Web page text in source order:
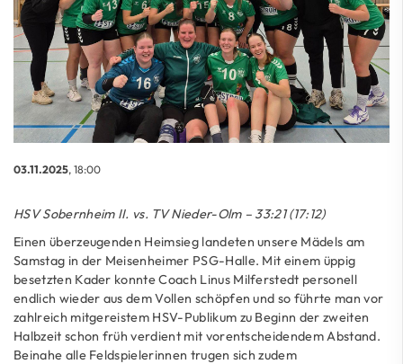
03.11.2025, 18:00
HSV Sobernheim II. vs. TV Nieder-Olm – 33:21 (17:12)
Einen überzeugenden Heimsieg landeten unsere Mädels am
Samstag in der Meisenheimer PSG-Halle. Mit einem üppig
besetzten Kader konnte Coach Linus Milferstedt personell
endlich wieder aus dem Vollen schöpfen und so führte man vor
zahlreich mitgereistem HSV-Publikum zu Beginn der zweiten
Halbzeit schon früh verdient mit vorentscheidendem Abstand.
Beinahe alle Feldspielerinnen trugen sich zudem